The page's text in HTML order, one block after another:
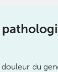
du
92100